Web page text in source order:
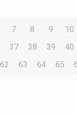
7 8 9 10
37 38 39 40
62 63 64 65